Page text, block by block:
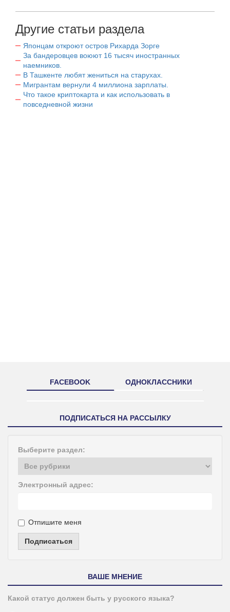
Другие статьи раздела
Японцам откроют остров Рихарда Зорге
За бандеровцев воюют 16 тысяч иностранных
наемников.
В Ташкенте любят жениться на старухах.
Мигрантам вернули 4 миллиона зарплаты.
Что такое криптокарта и как использовать в
повседневной жизни
FACEBOOK ОДНОКЛАССНИКИ
ПОДПИСАТЬСЯ НА РАССЫЛКУ
Выберите раздел:
Электронный адрес:
Отпишите меня
Подписаться
ВАШЕ МНЕНИЕ
Какой статус должен быть у русского языка?